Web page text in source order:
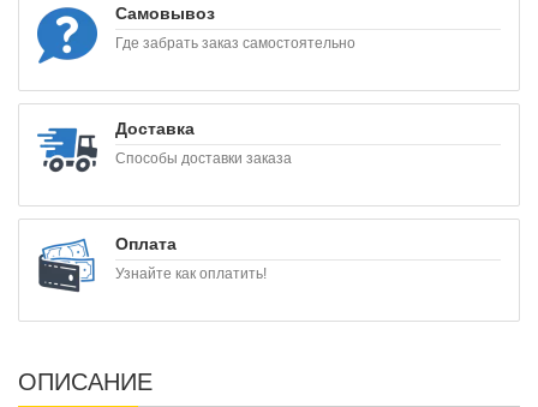
Самовывоз
Где забрать заказ самостоятельно
Доставка
Способы доставки заказа
Оплата
Узнайте как оплатить!
ОПИСАНИЕ